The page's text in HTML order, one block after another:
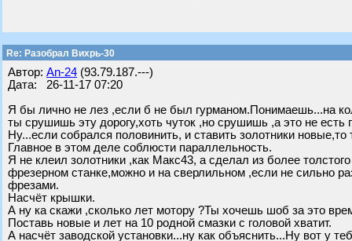
Re: Разобрал Вихрь-30
Автор: An-24 (93.79.187.---)
Дата: 26-11-17 07:20
Я бы лично не лез ,если б не был гурманом.Понимаешь...на
ты срушишь эту дорогу,хоть чуток ,но срушишь ,а это не есть
Ну...если собрался половинить, и ставить золотники
Главное в этом деле соблюсти параллельность.
Я не клеил золотники ,как Макс43, а сделал из более
фрезерном станке,можно и на сверлильном ,если не сильно
фрезами.
Насчёт крышки.
А ну ка скажи ,сколько лет мотору ?Ты хочешь шоб за это
Поставь новые и лет на 10 родной смазки с головой хватит.
А насчёт заводской установки...ну как объяснить...Ну вот у